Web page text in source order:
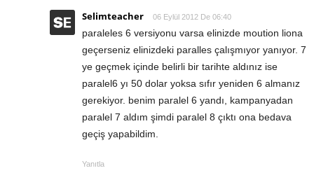
Selimteacher 06 Eylül 2012 De 06:40
paraleles 6 versiyonu varsa elinizde moution liona
geçerseniz elinizdeki paralles çalışmıyor yanıyor. 7
ye geçmek içinde belirli bir tarihte aldınız ise
paralel6 yı 50 dolar yoksa sıfır yeniden 6 almanız
gerekiyor. benim paralel 6 yandı, kampanyadan
paralel 7 aldım şimdi paralel 8 çıktı ona bedava
geçiş yapabildim.
Yanıtla